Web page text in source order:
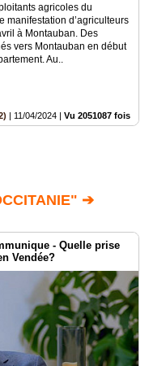
agricoles du
manifestation d’agriculteurs
à Montauban. Des
vers Montauban en début
Au..
| 11/04/2024 | Vu 2051087 fois
➔
- Quelle prise
Vendée?